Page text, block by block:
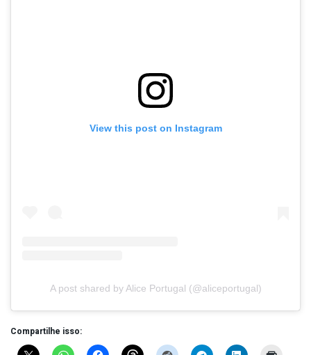
View this post on Instagram
A post shared by Alice Portugal (@aliceportugal)
Compartilhe isso: